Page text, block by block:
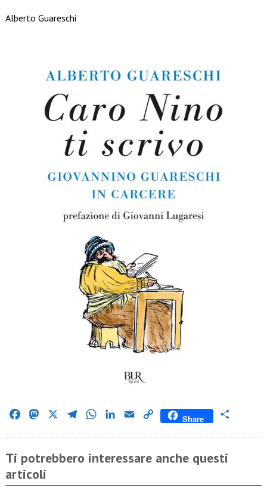
Alberto Guareschi
FacebookMastodon TelegramWhatsAppLinkedIn
Email Copy
Share
Ti potrebbero interessare anche questi
articoli